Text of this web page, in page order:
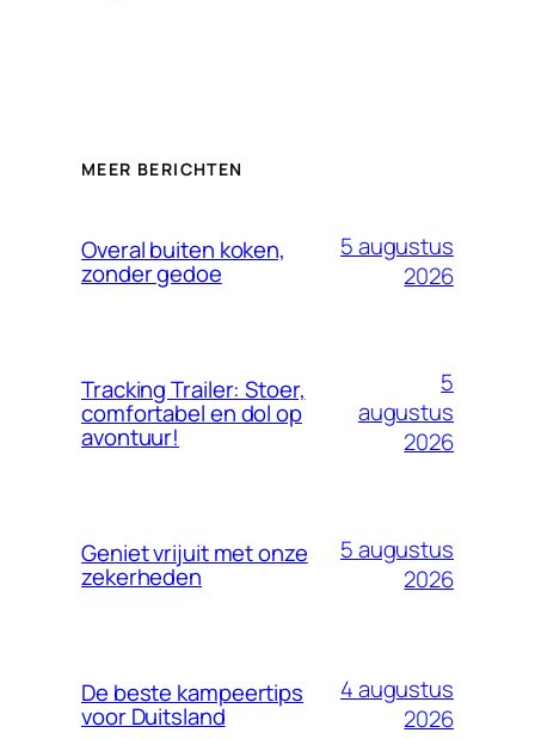
MEER BERICHTEN
Overal buiten koken,
zonder gedoe
5 augustus
2026
Tracking Trailer: Stoer,
comfortabel en dol op
avontuur!
5
augustus
2026
Geniet vrijuit met onze
zekerheden
5 augustus
2026
De beste kampeertips
voor Duitsland
4 augustus
2026